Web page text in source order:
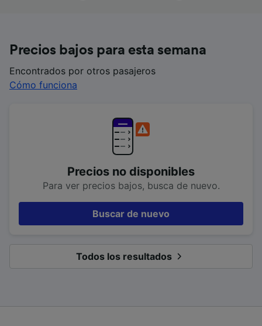
Precios bajos para esta semana
Encontrados por otros pasajeros
Cómo funciona
Precios no disponibles
Para ver precios bajos, busca de nuevo.
Buscar de nuevo
Todos los resultados